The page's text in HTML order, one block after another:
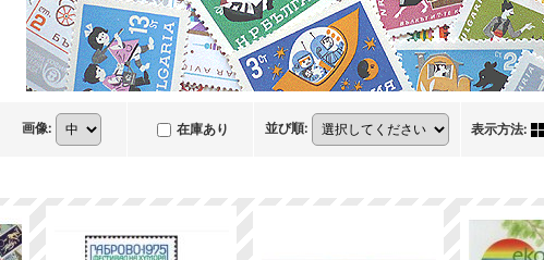
画像: 在庫あり 並び順: 表示方法: